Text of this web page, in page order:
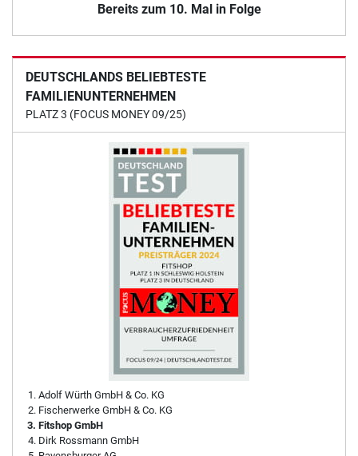
Bereits zum 10. Mal in Folge
DEUTSCHLANDS BELIEBTESTE
FAMILIENUNTERNEHMEN
PLATZ 3 (FOCUS MONEY 09/25)
Adolf Würth GmbH & Co. KG
Fischerwerke GmbH & Co. KG
Fitshop GmbH
Dirk Rossmann GmbH